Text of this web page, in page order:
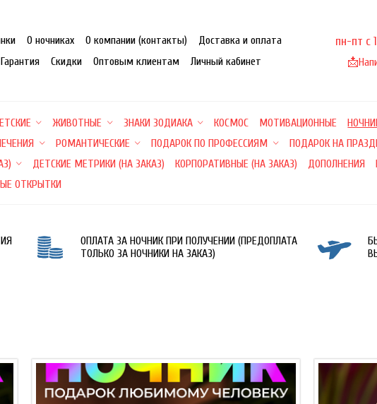
О ночниках О компании (контакты)
Доставка и оплата
Гарантия
Скидки Оптовым клиентам Личный кабинет
пн-пт с
📩
ЖИВОТНЫЕ ЗНАКИ ЗОДИАКА КОСМОС МОТИВАЦИОННЫЕ
РОМАНТИЧЕСКИЕ ПОДАРОК ПО ПРОФЕССИЯМ ПОДАРОК НА
ДЕТСКИЕ МЕТРИКИ (НА ЗАКАЗ) КОРПОРАТИВНЫЕ (НА ЗАКАЗ) ДОПОЛНЕНИЯ
ОТКРЫТКИ
ОПЛАТА ЗА НОЧНИК ПРИ ПОЛУЧЕНИИ (ПРЕДОПЛАТА
ТОЛЬКО ЗА НОЧНИКИ НА ЗАКАЗ)